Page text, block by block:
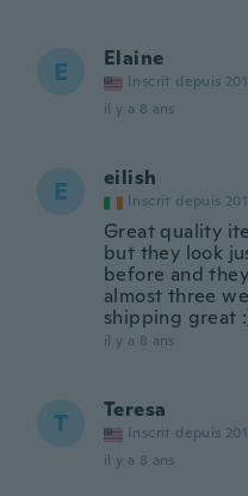
E Elaine
Inscrit depuis
il y a 8 ans
E eilish
Inscrit depuis
Great quality
but they look
before and
almost three
shipping great
il y a 8 ans
T Teresa
Inscrit depuis
il y a 8 ans